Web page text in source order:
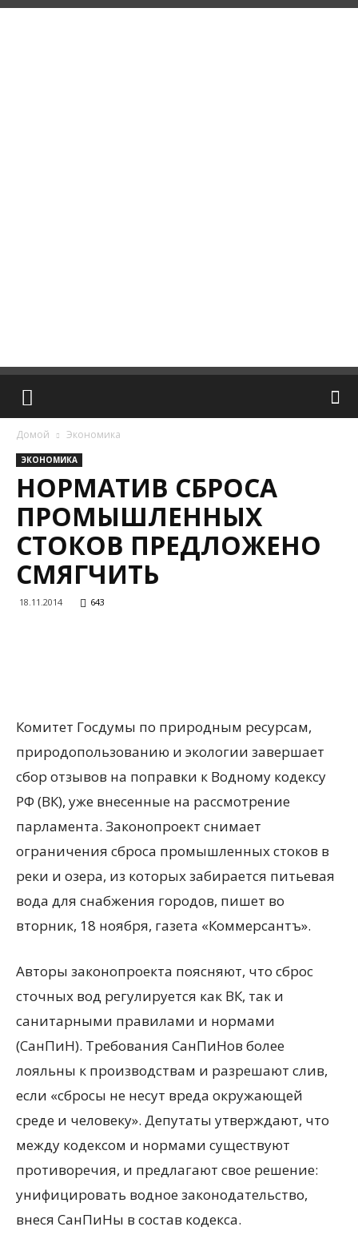
Домой Экономика
ЭКОНОМИКА
НОРМАТИВ СБРОСА
ПРОМЫШЛЕННЫХ
СТОКОВ ПРЕДЛОЖЕНО
СМЯГЧИТЬ
18.11.2014 643
Комитет Госдумы по природным ресурсам,
природопользованию и экологии завершает
сбор отзывов на поправки к Водному кодексу
РФ (ВК), уже внесенные на рассмотрение
парламента. Законопроект снимает
ограничения сброса промышленных стоков в
реки и озера, из которых забирается питьевая
вода для снабжения городов, пишет во
вторник, 18 ноября, газета «Коммерсантъ».
Авторы законопроекта поясняют, что сброс
сточных вод регулируется как ВК, так и
санитарными правилами и нормами
(СанПиН). Требования СанПиНов более
лояльны к производствам и разрешают слив,
если «сбросы не несут вреда окружающей
среде и человеку». Депутаты утверждают, что
между кодексом и нормами существуют
противоречия, и предлагают свое решение:
унифицировать водное законодательство,
внеся СанПиНы в состав кодекса.